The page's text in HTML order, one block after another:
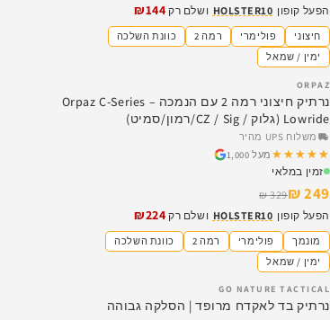
הפעל קופון HOLSTER10 ושלם רק ₪144
חיצוני פולימרי רמה 2
כוונת השלכה
ימין / שמאל
SALE
ORPAZ
נרתיק חיצוני רמה 2 עם הנמכה – Orpaz C-Series
Lowride (גלוק / CZ / Sig/רמון/סמיט)
משלוח UPS מהיר
★★★★★
★★★★★ מעל 1,000
זמין במלאי
249 ₪
329 ₪
הפעל קופון HOLSTER10 ושלם רק ₪224
מונמך פולימרי רמה 2
כוונת השלכה
ימין / שמאל
SALE
GO NATURE TACTICAL
נרתיק בד לאקדח מרופד | הסלקה גבוהה